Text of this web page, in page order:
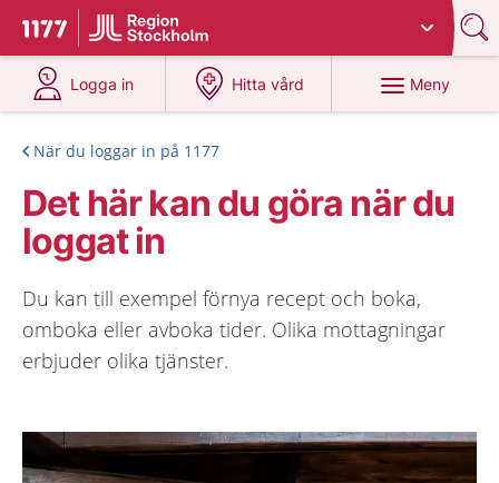
Till startsidan för 1177
Du har valt region
Logga in
på 1177.se
Hitta vård
på 1177.se
Meny
När du loggar in på 1177
Det här kan du göra när du
loggat in
Du kan till exempel förnya recept och boka,
omboka eller avboka tider. Olika mottagningar
erbjuder olika tjänster.